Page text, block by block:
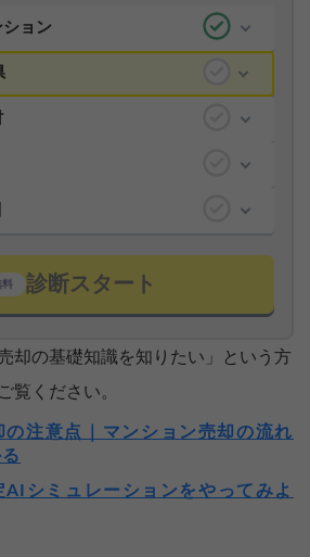
ョン
料 診断スタート
却の基礎知識を知りたい」という方
覧ください。
の注意点｜マンション売却の流れ
AIシミュレーションをやってみよ